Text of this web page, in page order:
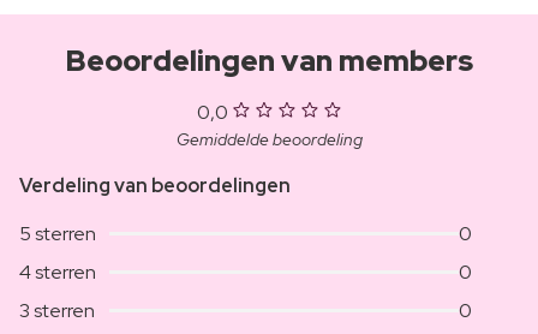
Beoordelingen van members
0,0
Gemiddelde beoordeling
Verdeling van beoordelingen
5 sterren
0
4 sterren
0
3 sterren
0